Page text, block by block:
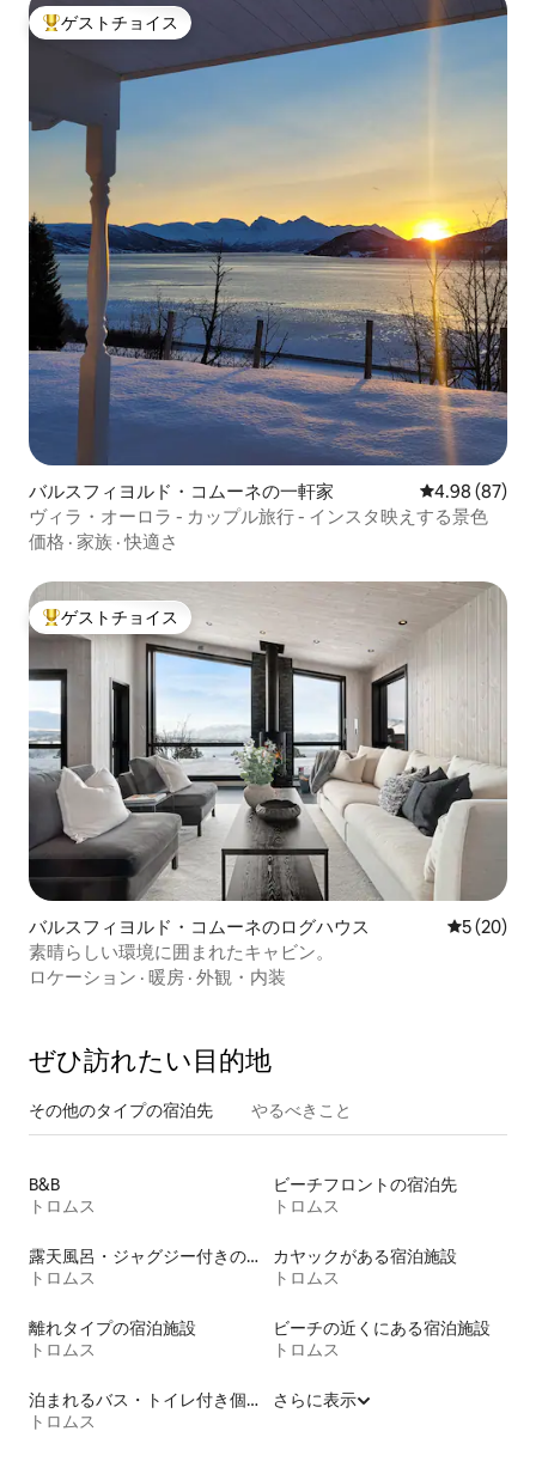
大好評のゲストチョイスです。
ゲストチョイス
バルスフィヨルド・コムーネの一軒家 レビュー87
4.98 (87)
ヴィラ・オーロラ - カップル旅行 - インスタ映えする景色
価格 · 家族 ·快適さ
大好評のゲストチョイスです。
ゲストチョイス
バルスフィヨルド・コムーネのログハウス レビュー
5 (20)
素晴らしい環境に囲まれたキャビン。
ロケーション · 暖房 · 外観・内装
ぜひ訪⁠れ⁠た⁠い目⁠的⁠地
その他のタ⁠イ⁠プ⁠の宿⁠泊⁠先 やるべきこと
B&B
トロムス
ビーチフロントの宿泊先
トロムス
露天風呂・ジャグジー付きの宿泊施設
トロムス
カヤックがある宿泊施設
トロムス
離れタイプの宿泊施設
トロムス
ビーチの近くにある宿泊施設
トロムス
泊まれるバス・トイレ付き個室
トロムス
さらに表示